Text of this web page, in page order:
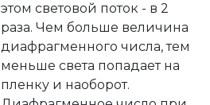
этом световой поток - в 2
раза. Чем больше величина
диафрагменного числа, тем
меньше света попадает на
пленку и наоборот.